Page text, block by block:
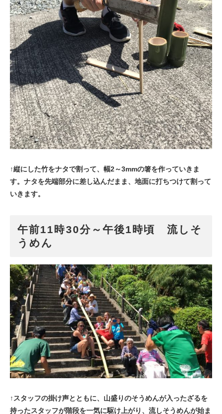
↑縦にした竹をナタで割って、幅2～3mmの箸を作っていきま
す。ナタを先端部分に差し込んだまま、地面に打ちつけて割って
いきます。
午前11時30分～午後1時頃 流しそ
うめん
↑スタッフの掛け声とともに、山盛りのそうめんが入ったざるを
持ったスタッフが階段を一気に駆け上がり、流しそうめんが始ま